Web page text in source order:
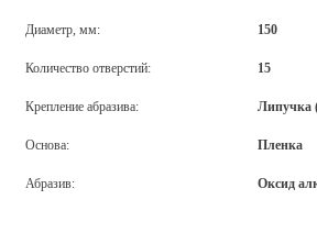
Диаметр, мм: 150
Количество отверстий: 15
Крепление абразива: Липучка
Основа: Пленка
Абразив: Оксид